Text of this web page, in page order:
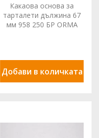
Какаова основа за
тарталети дължина 67
мм 958 250 БР ORMA
Добави в количката